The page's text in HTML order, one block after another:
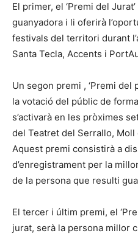
El primer, el ‘Premi del
guanyadora i li oferirà
festivals del territori durant
Santa Tecla, Accents i
Un segon premi , ‘Premi del
la votació del públic de
s’activarà en les pròximes
del Teatret del Serrallo,
Aquest premi consistirà a
d’enregistrament per la
de la persona que resulti
El tercer i últim premi, el
jurat, serà la persona millor